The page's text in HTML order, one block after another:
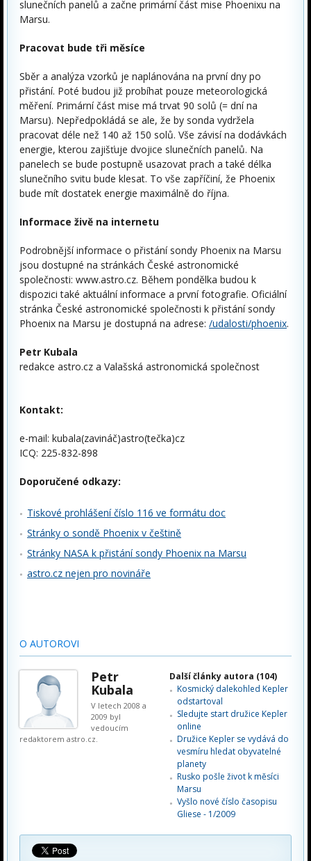
slunečních panelů a začne primární část mise Phoenixu na
Marsu.
Pracovat bude tři měsíce
Sběr a analýza vzorků je naplánována na první dny po
přistání. Poté budou již probíhat pouze meteorologická
měření. Primární část mise má trvat 90 solů (= dní na
Marsu). Nepředpokládá se ale, že by sonda vydržela
pracovat déle než 140 až 150 solů. Vše závisí na dodávkách
energie, kterou zajišťuje dvojice slunečních panelů. Na
panelech se bude postupně usazovat prach a také délka
slunečního svitu bude klesat. To vše zapříčiní, že Phoenix
bude mít dostatek energie maximálně do října.
Informace živě na internetu
Podrobnější informace o přistání sondy Phoenix na Marsu
jsou dostupné na stránkách České astronomické
společnosti: www.astro.cz. Během pondělka budou k
dispozici také aktuální informace a první fotografie. Oficiální
stránka České astronomické společnosti k přistání sondy
Phoenix na Marsu je dostupná na adrese: /udalosti/phoenix.
Petr Kubala
redakce astro.cz a Valašská astronomická společnost
Kontakt:
e-mail: kubala(zavináč)astro(tečka)cz
ICQ: 225-832-898
Doporučené odkazy:
Tiskové prohlášení číslo 116 ve formátu doc
Stránky o sondě Phoenix v češtině
Stránky NASA k přistání sondy Phoenix na Marsu
astro.cz nejen pro novináře
O AUTOROVI
Petr
Kubala
V letech 2008 a
2009 byl
vedoucím
redaktorem astro.cz.
Další články autora (104)
Kosmický dalekohled Kepler
odstartoval
Sledujte start družice Kepler
online
Družice Kepler se vydává do
vesmíru hledat obyvatelné
planety
Rusko pošle život k měsíci
Marsu
Vyšlo nové číslo časopisu
Gliese - 1/2009